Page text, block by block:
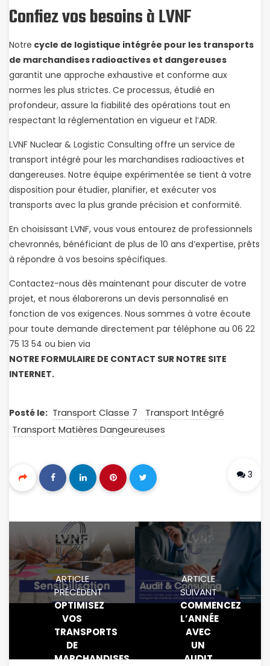
Confiez vos besoins à LVNF
Notre cycle de logistique intégrée pour les transports
de marchandises radioactives et dangereuses
garantit une approche exhaustive et conforme aux
normes les plus strictes. Ce processus, étudié en
profondeur, assure la fiabilité des opérations tout en
respectant la réglementation en vigueur et l’ADR.
LVNF Nuclear & Logistic Consulting offre un service de
transport intégré pour les marchandises radioactives et
dangereuses. Notre équipe expérimentée se tient à votre
disposition pour étudier, planifier, et exécuter vos
transports avec la plus grande précision et conformité.
En choisissant LVNF, vous vous entourez de professionnels
chevronnés, bénéficiant de plus de 10 ans d’expertise, prêts
à répondre à vos besoins spécifiques.
Contactez-nous dès maintenant pour discuter de votre
projet, et nous élaborerons un devis personnalisé en
fonction de vos exigences. Nous sommes à votre écoute
pour toute demande directement par téléphone au 06 22
75 13 54 ou bien via
NOTRE FORMULAIRE DE CONTACT SUR NOTRE SITE
INTERNET.
Posté le: Transport Classe 7
Transport Intégré
Transport Matières Dangeureuses
3
ARTICLE
PRÉCÉDENT
OPTIMISEZ
VOS
TRANSPORTS
DE
MARCHANDISES
ARTICLE
SUIVANT
COMMENCEZ
L’ANNÉE
AVEC
UN
AUDIT